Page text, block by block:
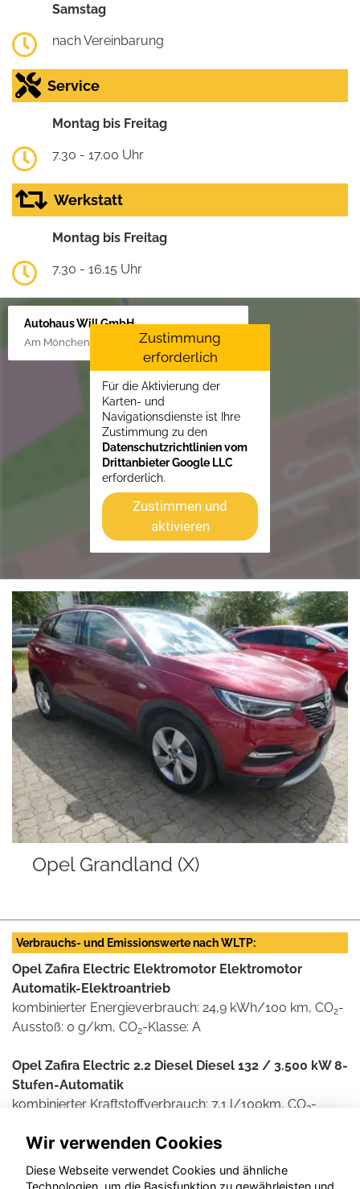
Samstag
nach Vereinbarung
Service
Montag bis Freitag
7.30 - 17.00 Uhr
Werkstatt
Montag bis Freitag
7.30 - 16.15 Uhr
Autohaus Will GmbH
Am Mönchenfelde 18, 38889 Blankenburg
Zustimmung
erforderlich
Für die Aktivierung der
Karten- und
Navigationsdienste ist Ihre
Zustimmung zu den
Datenschutzrichtlinien vom
Drittanbieter Google LLC
erforderlich.
Zustimmen und
aktivieren
Opel Grandland (X)
Verbrauchs- und Emissionswerte nach WLTP:
Opel Zafira Electric Elektromotor Elektromotor
Automatik-Elektroantrieb
kombinierter Energieverbrauch: 24,9 kWh/100 km, CO2-
Ausstoß: 0 g/km, CO2-Klasse: A
Opel Zafira Electric 2.2 Diesel Diesel 132 / 3.500 kW 8-
Stufen-Automatik
kombinierter Kraftstoffverbrauch: 7,1 l/100km, CO2-
Weitere Informationen zum offiziellen Kraftstoff- und
Stromverbrauch und den offiziellen spezifischen CO2-
Wir verwenden Cookies
Diese Webseite verwendet Cookies und ähnliche
Technologien, um die Basisfunktion zu gewährleisten und